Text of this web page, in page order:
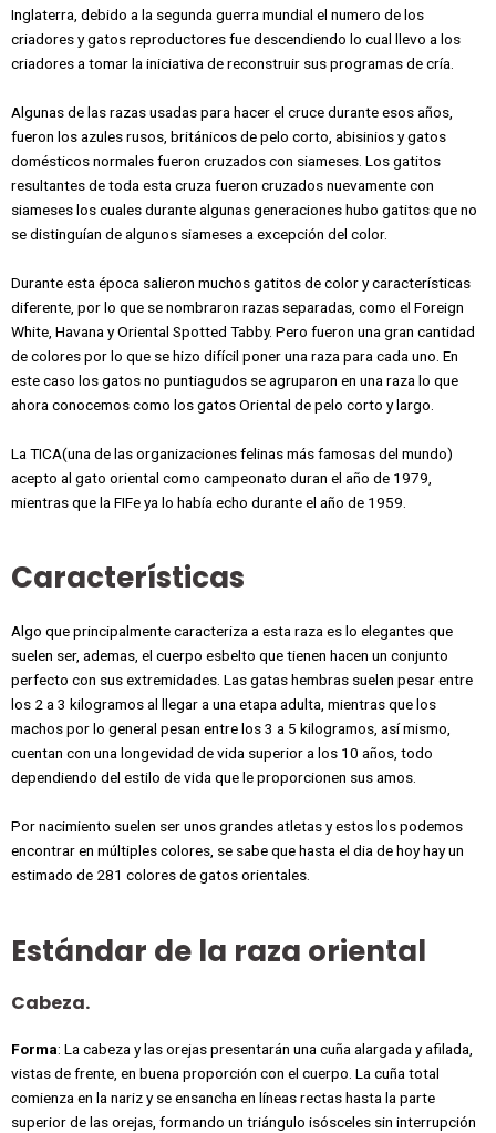
Inglaterra, debido a la segunda guerra mundial el numero de los
criadores y gatos reproductores fue descendiendo lo cual llevo a los
criadores a tomar la iniciativa de reconstruir sus programas de cría.
Algunas de las razas usadas para hacer el cruce durante esos años,
fueron los azules rusos, británicos de pelo corto, abisinios y gatos
domésticos normales fueron cruzados con siameses. Los gatitos
resultantes de toda esta cruza fueron cruzados nuevamente con
siameses los cuales durante algunas generaciones hubo gatitos que no
se distinguían de algunos siameses a excepción del color.
Durante esta época salieron muchos gatitos de color y características
diferente, por lo que se nombraron razas separadas, como el Foreign
White, Havana y Oriental Spotted Tabby. Pero fueron una gran cantidad
de colores por lo que se hizo difícil poner una raza para cada uno. En
este caso los gatos no puntiagudos se agruparon en una raza lo que
ahora conocemos como los gatos Oriental de pelo corto y largo.
La TICA(una de las organizaciones felinas más famosas del mundo)
acepto al gato oriental como campeonato duran el año de 1979,
mientras que la FIFe ya lo había echo durante el año de 1959.
Características
Algo que principalmente caracteriza a esta raza es lo elegantes que
suelen ser, ademas, el cuerpo esbelto que tienen hacen un conjunto
perfecto con sus extremidades. Las gatas hembras suelen pesar entre
los 2 a 3 kilogramos al llegar a una etapa adulta, mientras que los
machos por lo general pesan entre los 3 a 5 kilogramos, así mismo,
cuentan con una longevidad de vida superior a los 10 años, todo
dependiendo del estilo de vida que le proporcionen sus amos.
Por nacimiento suelen ser unos grandes atletas y estos los podemos
encontrar en múltiples colores, se sabe que hasta el dia de hoy hay un
estimado de 281 colores de gatos orientales.
Estándar de la raza oriental
Cabeza.
Forma: La cabeza y las orejas presentarán una cuña alargada y afilada,
vistas de frente, en buena proporción con el cuerpo. La cuña total
comienza en la nariz y se ensancha en líneas rectas hasta la parte
superior de las orejas, formando un triángulo isósceles sin interrupción